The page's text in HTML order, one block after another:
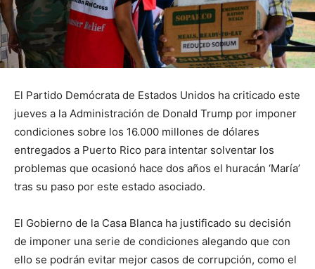
El Partido Demócrata de Estados Unidos ha criticado este
jueves a la Administración de Donald Trump por imponer
condiciones sobre los 16.000 millones de dólares
entregados a Puerto Rico para intentar solventar los
problemas que ocasionó hace dos años el huracán ‘María’
tras su paso por este estado asociado.
El Gobierno de la Casa Blanca ha justificado su decisión
de imponer una serie de condiciones alegando que con
ello se podrán evitar mejor casos de corrupción, como el